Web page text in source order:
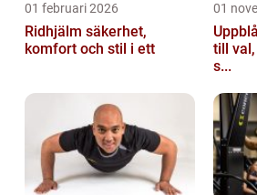
01 februari 2026
Ridhjälm säkerhet,
komfort och stil i ett
01
till
s...